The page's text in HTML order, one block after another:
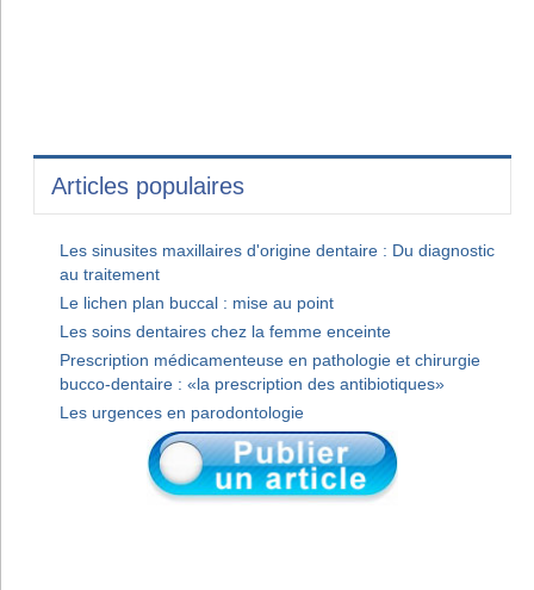
Articles populaires
Les sinusites maxillaires d'origine dentaire : Du diagnostic
au traitement
Le lichen plan buccal : mise au point
Les soins dentaires chez la femme enceinte
Prescription médicamenteuse en pathologie et chirurgie
bucco-dentaire : «la prescription des antibiotiques»
Les urgences en parodontologie